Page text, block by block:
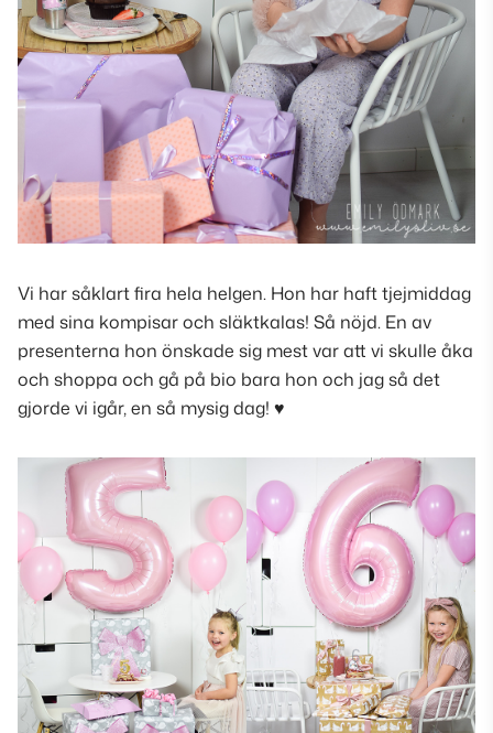
Vi har såklart fira hela helgen. Hon har haft tjejmiddag
med sina kompisar och släktkalas! Så nöjd. En av
presenterna hon önskade sig mest var att vi skulle åka
och shoppa och gå på bio bara hon och jag så det
gjorde vi igår, en så mysig dag! ♥